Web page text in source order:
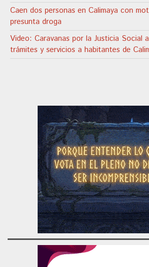
Caen dos personas en Calimaya con
presunta droga
Video: Caravanas por la Justicia Social
trámites y servicios a habitantes de